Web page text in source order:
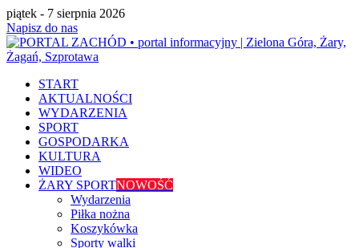
piątek - 7 sierpnia 2026
Napisz do nas
START
AKTUALNOŚCI
WYDARZENIA
SPORT
GOSPODARKA
KULTURA
WIDEO
ŻARY SPORTNOWOŚĆ
Wydarzenia
Piłka nożna
Koszykówka
Sporty walki